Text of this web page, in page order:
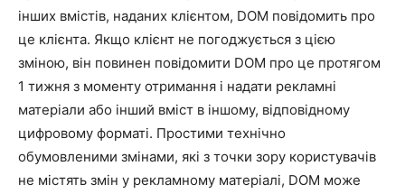
інших вмістів, наданих клієнтом, DOM повідомить про
це клієнта. Якщо клієнт не погоджується з цією
зміною, він повинен повідомити DOM про це протягом
1 тижня з моменту отримання і надати рекламні
матеріали або інший вміст в іншому, відповідному
цифровому форматі. Простими технічно
обумовленими змінами, які з точки зору користувачів
не містять змін у рекламному матеріалі, DOM може